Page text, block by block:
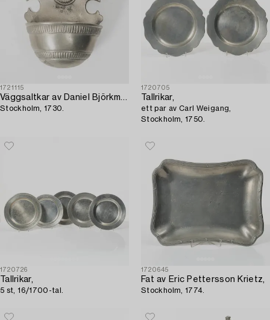
1721115
Väggsaltkar av Daniel Björkman,
Stockholm, 1730.
1720705
Tallrikar,
ett par av Carl Weigang,
Stockholm, 1750.
1720726
Tallrikar,
5 st, 16/1700-tal.
1720645
Fat av Eric Pettersson Krietz,
Stockholm, 1774.